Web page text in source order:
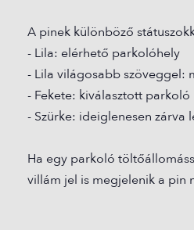
A pinek különböző
- Lila: elérhető parkolóhely
- Lila világosabb szöveggel:
- Fekete: kiválasztott parkoló
- Szürke: ideiglenesen zárva
Ha egy parkoló
villám jel is megjelenik a pin